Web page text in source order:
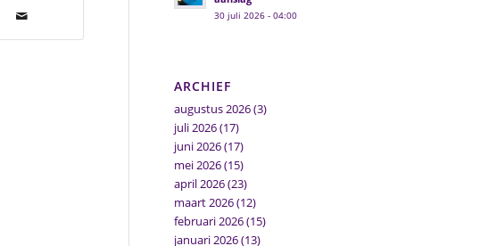
30 juli 2026 - 04:00
ARCHIEF
augustus 2026(3)
juli 2026(17)
juni 2026(17)
mei 2026(15)
april 2026(23)
maart 2026(12)
februari 2026(15)
januari 2026(13)